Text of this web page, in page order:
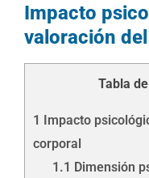
Impacto
valoración
Tabla
1
Impacto
corporal
1.1 Dimensión